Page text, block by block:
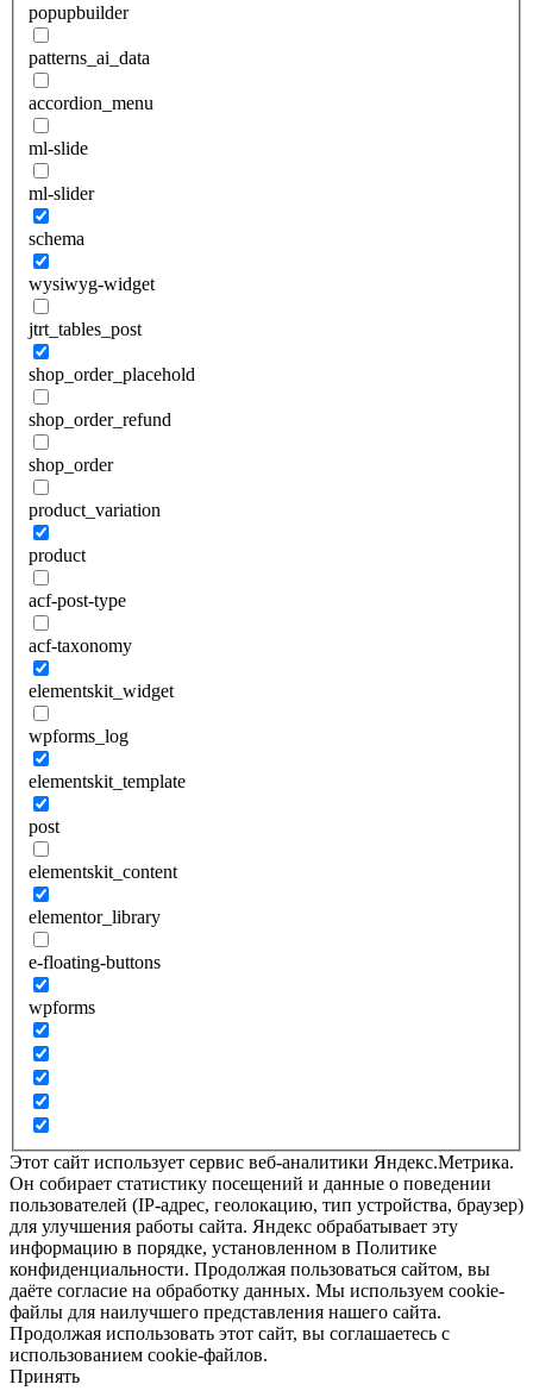
popupbuilder
patterns_ai_data
accordion_menu
ml-slide
ml-slider
schema
wysiwyg-widget
jtrt_tables_post
shop_order_placehold
shop_order_refund
shop_order
product_variation
product
acf-post-type
acf-taxonomy
elementskit_widget
wpforms_log
elementskit_template
post
elementskit_content
elementor_library
e-floating-buttons
wpforms
Этот сайт использует сервис веб-аналитики Яндекс.Метрика.
Он собирает статистику посещений и данные о поведении
пользователей (IP-адрес, геолокацию, тип устройства, браузер)
для улучшения работы сайта. Яндекс обрабатывает эту
информацию в порядке, установленном в Политике
конфиденциальности. Продолжая пользоваться сайтом, вы
даёте согласие на обработку данных. Мы используем cookie-
файлы для наилучшего представления нашего сайта.
Продолжая использовать этот сайт, вы соглашаетесь с
использованием cookie-файлов.
Принять